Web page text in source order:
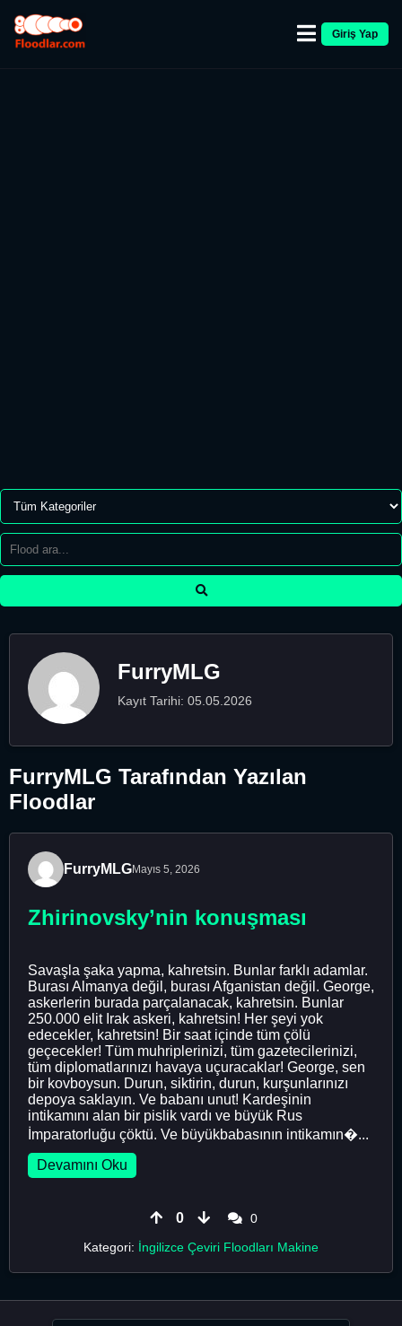
Giriş Yap
FurryMLG
Kayıt Tarihi: 05.05.2026
FurryMLG Tarafından Yazılan
Floodlar
FurryMLGMayıs 5, 2026
Zhirinovsky’nin konuşması
Savaşla şaka yapma, kahretsin. Bunlar farklı adamlar.
Burası Almanya değil, burası Afganistan değil. George,
askerlerin burada parçalanacak, kahretsin. Bunlar
250.000 elit Irak askeri, kahretsin! Her şeyi yok
edecekler, kahretsin! Bir saat içinde tüm çölü
geçecekler! Tüm muhriplerinizi, tüm gazetecilerinizi,
tüm diplomatlarınızı havaya uçuracaklar! George, sen
bir kovboysun. Durun, siktirin, durun, kurşunlarınızı
depoya saklayın. Ve babanı unut! Kardeşinin
intikamını alan bir pislik vardı ve büyük Rus
İmparatorluğu çöktü. Ve büyükbabasının intikamın�...
Devamını Oku
0
0
Kategori: İngilizce Çeviri Floodları Makine